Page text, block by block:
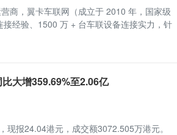
商，翼卡车联网（成立于 2010 年，国家级
经验、1500 万 + 台车联设备连接实力，针
大增359.69%至2.06亿
报24.04港元，成交额3072.505万港元。